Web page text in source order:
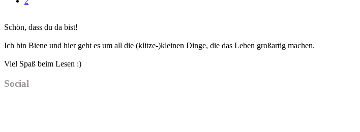
Sidebar
Schön, dass du da bist!
Ich bin Biene und hier geht es um all die (klitze-)kleinen Dinge, die das Leben großartig machen.
Viel Spaß beim Lesen :)
Social